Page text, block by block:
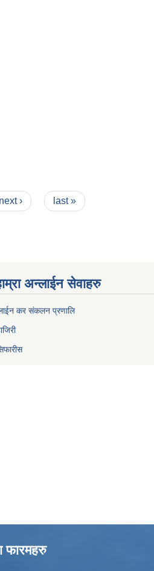
next › last »
अन्लाईन सेवाहरु
कर संकलन प्रणालि
फारमहरु